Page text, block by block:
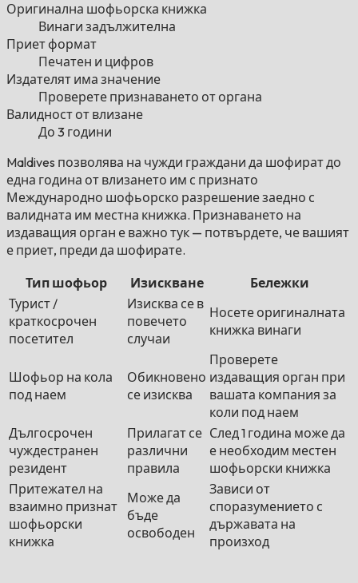
Оригинална шофьорска книжка
Винаги задължителна
Приет формат
Печатен и цифров
Издателят има значение
Проверете признаването от органа
Валидност от влизане
До 3 години
Maldives позволява на чужди граждани да шофират до
една година от влизането им с признато
Международно шофьорско разрешение заедно с
валидната им местна книжка. Признаването на
издаващия орган е важно тук — потвърдете, че вашият
е приет, преди да шофирате.
Тип шофьор Изискване
Бележки
Турист /
краткосрочен
посетител
Изисква се в
повечето
случаи
Носете оригиналната
книжка винаги
Шофьор на кола
под наем
Обикновено
се изисква
Проверете
издаващия орган при
вашата компания за
коли под наем
Дългосрочен
чуждестранен
резидент
Прилагат се
различни
правила
След 1 година може да
е необходим местен
шофьорски книжка
Притежател на
взаимно признат
шофьорски
книжка
Може да
бъде
освободен
Зависи от
споразумението с
държавата на
произход